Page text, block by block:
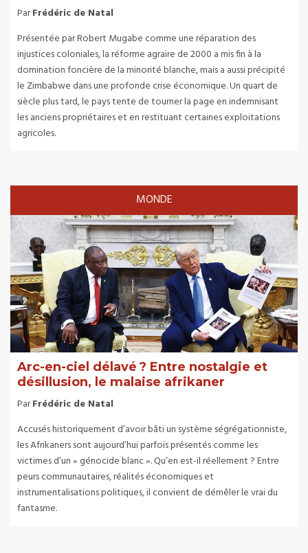
ParFrédéric de Natal
Présentée par Robert Mugabe comme une réparation des
injustices coloniales, la réforme agraire de 2000 a mis fin à la
domination foncière de la minorité blanche, mais a aussi précipité
le Zimbabwe dans une profonde crise économique. Un quart de
siècle plus tard, le pays tente de tourner la page en indemnisant
les anciens propriétaires et en restituant certaines exploitations
agricoles.
MONDE
Arc-en-ciel délavé ? Entre nostalgie et
désillusion, le malaise afrikaner
ParFrédéric de Natal
Accusés historiquement d’avoir bâti un système ségrégationniste,
les Afrikaners sont aujourd’hui parfois présentés comme les
victimes d’un « génocide blanc ». Qu’en est-il réellement ? Entre
peurs communautaires, réalités économiques et
instrumentalisations politiques, il convient de démêler le vrai du
fantasme.